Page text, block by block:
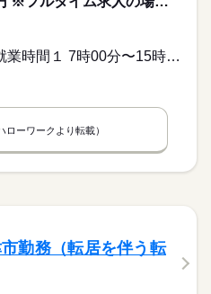
交替制（シフト制） 就業時間１ 7時00分〜15時45分 就業時間２ 14時00分〜22時45分 就業時間３ 22時30分〜7時15分 就業時間に関する特記事項 ３交替のシフト勤務です。
ローワークより転載）
勤務（転居を伴う転